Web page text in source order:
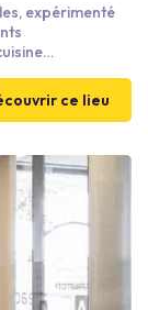
expérimenté
en forme
un
ce lieu